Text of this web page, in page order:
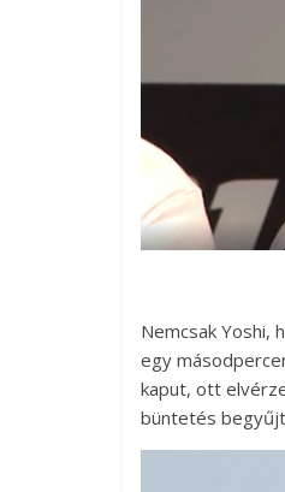
Nemcsak Yoshi,
egy
kaput, ott
büntetés